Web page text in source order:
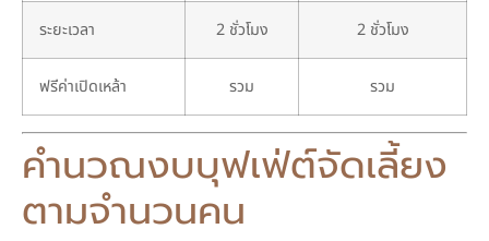
ระยะเวลา 2 ชั่วโมง 2 ชั่วโมง
ฟรีค่าเปิดเหล้า รวม รวม
คำนวณงบบุฟเฟ่ต์จัดเลี้ยง
ตามจำนวนคน